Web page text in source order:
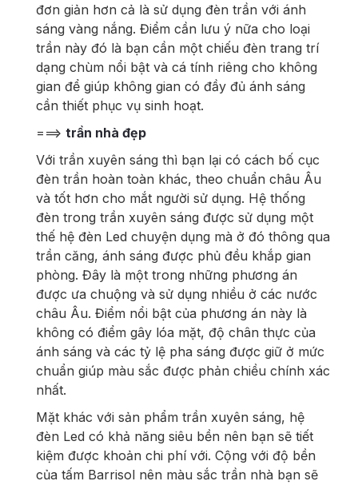
đơn giản hơn cả là sử dụng đèn trần với ánh
sáng vàng nắng. Điểm cần lưu ý nữa cho loại
trần này đó là bạn cần một chiếu đèn trang trí
dạng chùm nổi bật và cá tính riêng cho không
gian để giúp không gian có đầy đủ ánh sáng
cần thiết phục vụ sinh hoạt.
===> trần nhà đẹp
Với trần xuyên sáng thì bạn lại có cách bố cục
đèn trần hoàn toàn khác, theo chuẩn châu Âu
và tốt hơn cho mắt người sử dụng. Hệ thống
đèn trong trần xuyên sáng được sử dụng một
thế hệ đèn Led chuyện dụng mà ở đó thông qua
trần căng, ánh sáng được phủ đều khắp gian
phòng. Đây là một trong những phương án
được ưa chuộng và sử dụng nhiều ở các nước
châu Âu. Điểm nổi bật của phương án này là
không có điểm gây lóa mặt, độ chân thực của
ánh sáng và các tỷ lệ pha sáng được giữ ở mức
chuẩn giúp màu sắc được phản chiều chính xác
nhất.
Mặt khác với sản phẩm trần xuyên sáng, hệ
đèn Led có khả năng siêu bền nên bạn sẽ tiết
kiệm được khoản chi phí với. Cộng với độ bền
của tấm Barrisol nên màu sắc trần nhà bạn sẽ